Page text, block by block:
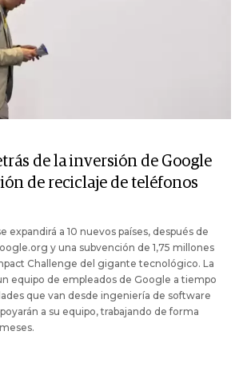
de la inversión de Google
de reciclaje de teléfonos
expandirá a 10 nuevos países, después de
y una subvención de 1,75 millones
Challenge del gigante tecnológico. La
equipo de empleados de Google a tiempo
que van desde ingeniería de software
a su equipo, trabajando de forma